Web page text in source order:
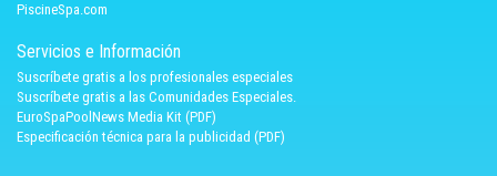
PiscineSpa.com
Servicios e Información
Suscríbete gratis a los profesionales especiales
Suscríbete gratis a las Comunidades Especiales.
EuroSpaPoolNews Media Kit (PDF)
Especificación técnica para la publicidad (PDF)